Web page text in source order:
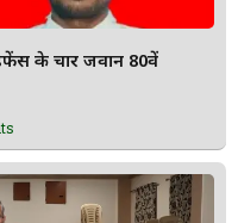
के चार जवान 80वें